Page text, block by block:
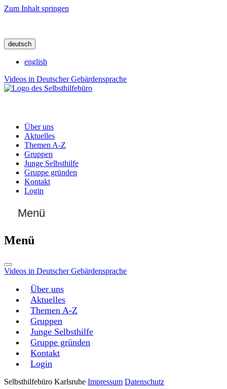
Zum Inhalt springen
deutsch
english
Videos in Deutscher Gebärdensprache
Über uns
Aktuelles
Themen A-Z
Gruppen
Junge Selbsthilfe
Gruppe gründen
Kontakt
Login
Menü
Menü
Videos in Deutscher Gebärdensprache
Über uns
Aktuelles
Themen A-Z
Gruppen
Junge Selbsthilfe
Gruppe gründen
Kontakt
Login
Selbsthilfebüro Karlsruhe Impressum Datenschutz